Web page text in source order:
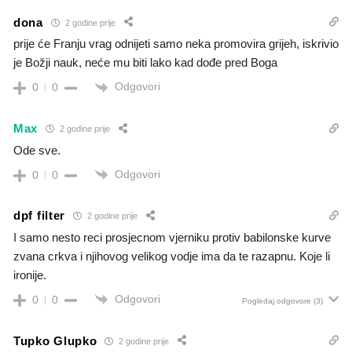
dona 2 godine prije
prije će Franju vrag odnijeti samo neka promovira grijeh, iskrivio
je Božji nauk, neće mu biti lako kad dođe pred Boga
0 0 Odgovori
Max 2 godine prije
Ode sve.
0 0 Odgovori
dpf filter 2 godine prije
I samo nesto reci prosjecnom vjerniku protiv babilonske kurve
zvana crkva i njihovog velikog vodje ima da te razapnu. Koje li
ironije.
0 0 Odgovori Pogledaj odgovore (3)
Tupko Glupko 2 godine prije